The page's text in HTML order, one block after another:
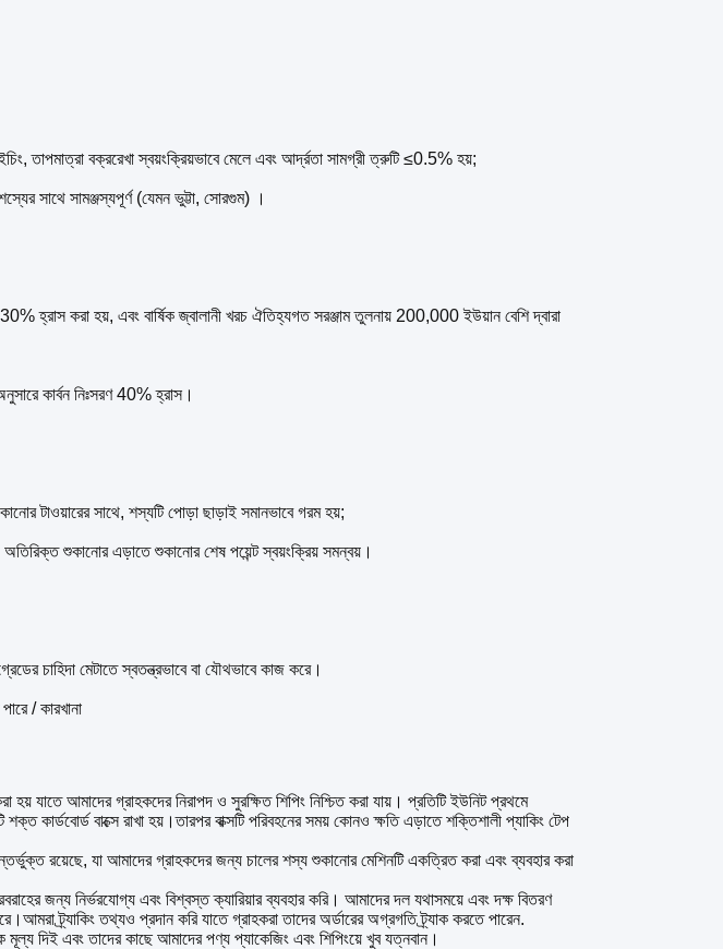
তাপমাত্রা বক্ররেখা স্বয়ংক্রিয়ভাবে মেলে এবং আর্দ্রতা সামগ্রী ত্রুটি ≤0.5% হয়;
সাথে সামঞ্জস্যপূর্ণ (যেমন ভুট্টা, সোরগুম) ।
হ্রাস করা হয়, এবং বার্ষিক জ্বালানী খরচ ঐতিহ্যগত সরঞ্জাম তুলনায় 200,000 ইউয়ান বেশি দ্বারা
কার্বন নিঃসরণ 40% হ্রাস।
টাওয়ারের সাথে, শস্যটি পোড়া ছাড়াই সমানভাবে গরম হয়;
অতিরিক্ত শুকানোর এড়াতে শুকানোর শেষ পয়েন্ট স্বয়ংক্রিয় সমন্বয়।
চাহিদা মেটাতে স্বতন্ত্রভাবে বা যৌথভাবে কাজ করে।
/ কারখানা
হয় যাতে আমাদের গ্রাহকদের নিরাপদ ও সুরক্ষিত শিপিং নিশ্চিত করা যায়। প্রতিটি ইউনিট প্রথমে
কার্ডবোর্ড বাক্সে রাখা হয়।তারপর বাক্সটি পরিবহনের সময় কোনও ক্ষতি এড়াতে শক্তিশালী প্যাকিং টেপ
রয়েছে, যা আমাদের গ্রাহকদের জন্য চালের শস্য শুকানোর মেশিনটি একত্রিত করা এবং ব্যবহার করা
জন্য নির্ভরযোগ্য এবং বিশ্বস্ত ক্যারিয়ার ব্যবহার করি। আমাদের দল যথাসময়ে এবং দক্ষ বিতরণ
ট্র্যাকিং তথ্যও প্রদান করি যাতে গ্রাহকরা তাদের অর্ডারের অগ্রগতি ট্র্যাক করতে পারেন.
মূল্য দিই এবং তাদের কাছে আমাদের পণ্য প্যাকেজিং এবং শিপিংয়ে খুব যত্নবান।